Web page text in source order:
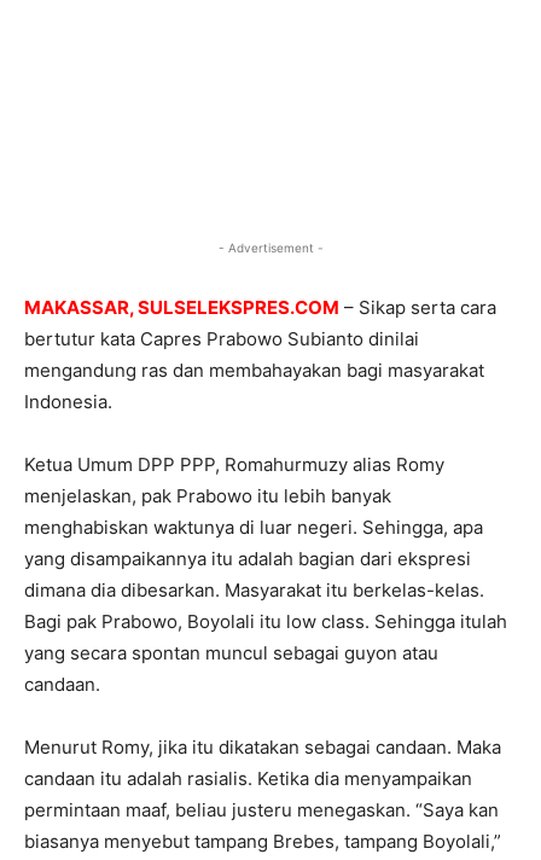
- Advertisement -
MAKASSAR, SULSELEKSPRES.COM – Sikap serta cara
bertutur kata Capres Prabowo Subianto dinilai
mengandung ras dan membahayakan bagi masyarakat
Indonesia.
Ketua Umum DPP PPP, Romahurmuzy alias Romy
menjelaskan, pak Prabowo itu lebih banyak
menghabiskan waktunya di luar negeri. Sehingga, apa
yang disampaikannya itu adalah bagian dari ekspresi
dimana dia dibesarkan. Masyarakat itu berkelas-kelas.
Bagi pak Prabowo, Boyolali itu low class. Sehingga itulah
yang secara spontan muncul sebagai guyon atau
candaan.
Menurut Romy, jika itu dikatakan sebagai candaan. Maka
candaan itu adalah rasialis. Ketika dia menyampaikan
permintaan maaf, beliau justeru menegaskan. “Saya kan
biasanya menyebut tampang Brebes, tampang Boyolali,”